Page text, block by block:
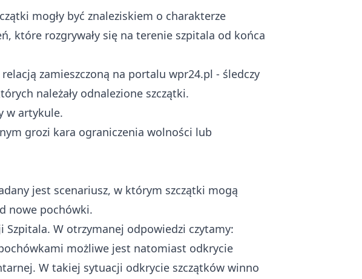
mogły być znaleziskiem o charakterze
które rozgrywały się na terenie szpitala od końca
zamieszczoną na portalu wpr24.pl - śledczy
należały odnalezione szczątki.
w artykule.
grozi kara ograniczenia wolności lub
jest scenariusz, w którym szczątki mogą
nowe pochówki.
W otrzymanej odpowiedzi czytamy:
możliwe jest natomiast odkrycie
W takiej sytuacji odkrycie szczątków winno